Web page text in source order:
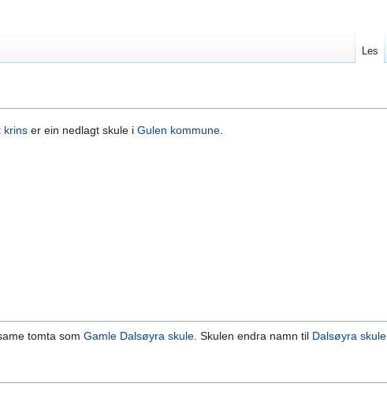
krins er ein nedlagt skule i Gulen kommune.
tomta som Gamle Dalsøyra skule. Skulen endra namn til Dalsøyra skule
Les